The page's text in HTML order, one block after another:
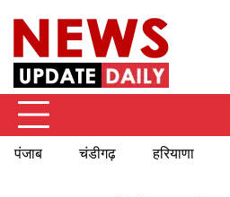
content
पंजाब चंडीगढ़ हरियाणा